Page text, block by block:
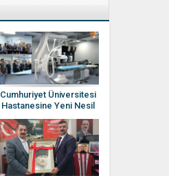
Cumhuriyet Üniversitesi
Hastanesine Yeni Nesil
Anjiyografi Cihazı